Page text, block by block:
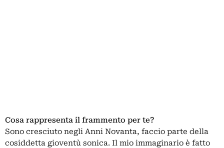
Cosa rappresenta il frammento per te?
Sono cresciuto negli Anni Novanta, faccio parte della
cosiddetta gioventù sonica. Il mio immaginario è fatto